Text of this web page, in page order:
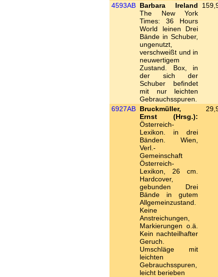
4593AB Barbara Ireland
The New York
Times: 36 Hours
World leinen Drei
Bände in Schuber,
ungenutzt,
verschweißt und in
neuwertigem
Zustand. Box, in
der sich der
Schuber befindet
mit nur leichten
Gebrauchsspuren.
6927AB Bruckmüller,
Ernst (Hrsg.):
Österreich-
Lexikon. in drei
Bänden. Wien,
Verl.-
Gemeinschaft
Österreich-
Lexikon, 26 cm.
Hardcover,
gebunden Drei
Bände in gutem
Allgemeinzustand.
Keine
Anstreichungen,
Markierungen o.ä.
Kein nachteilhafter
Geruch.
Umschläge mit
leichten
Gebrauchsspuren,
leicht berieben